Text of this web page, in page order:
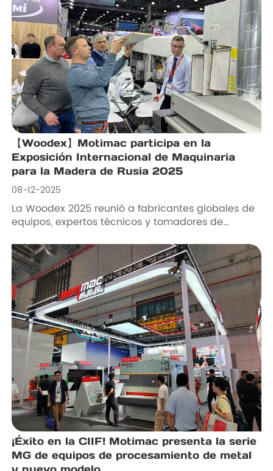
【Woodex】Motimac participa en la
Exposición Internacional de Maquinaria
para la Madera de Rusia 2025
08-12-2025
La Woodex 2025 reunió a fabricantes globales de
equipos, expertos técnicos y tomadores de
¡Éxito en la CIIF! Motimac presenta la serie
MG de equipos de procesamiento de metal